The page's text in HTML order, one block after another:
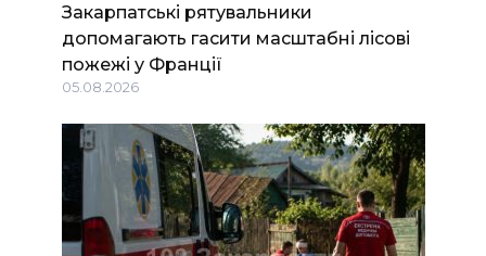
Закарпатські рятувальники
допомагають гасити масштабні лісові
пожежі у Франції
05.08.2026